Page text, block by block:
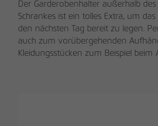
Der Garderobenhalter außerhalb des
Schrankes ist ein tolles Extra, um
den nächsten Tag bereit zu legen.
auch zum vorübergehenden
Kleidungsstücken zum Beispiel beim